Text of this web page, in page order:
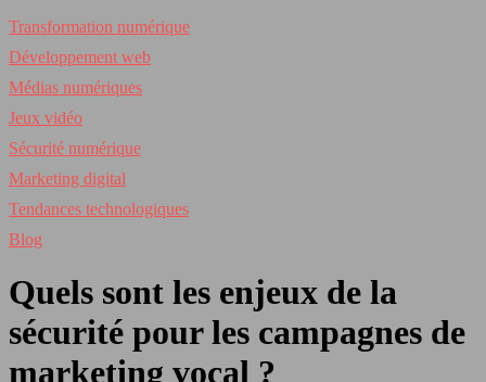
Transformation numérique
Développement web
Médias numériques
Jeux vidéo
Sécurité numérique
Marketing digital
Tendances technologiques
Blog
Quels sont les enjeux de la
sécurité pour les campagnes de
marketing vocal ?